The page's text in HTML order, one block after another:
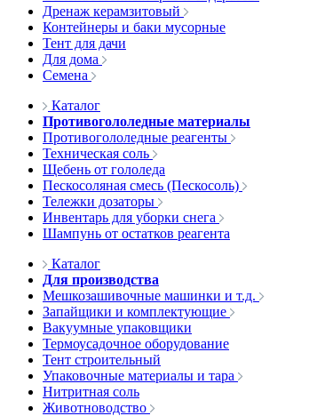
Дренаж керамзитовый
Контейнеры и баки мусорные
Тент для дачи
Для дома
Семена
Каталог
Противогололедные материалы
Противогололедные реагенты
Техническая соль
Щебень от гололеда
Пескосоляная смесь (Пескосоль)
Тележки дозаторы
Инвентарь для уборки снега
Шампунь от остатков реагента
Каталог
Для производства
Мешкозашивочные машинки и т.д.
Запайщики и комплектующие
Вакуумные упаковщики
Термоусадочное оборудование
Тент строительный
Упаковочные материалы и тара
Нитритная соль
Животноводство